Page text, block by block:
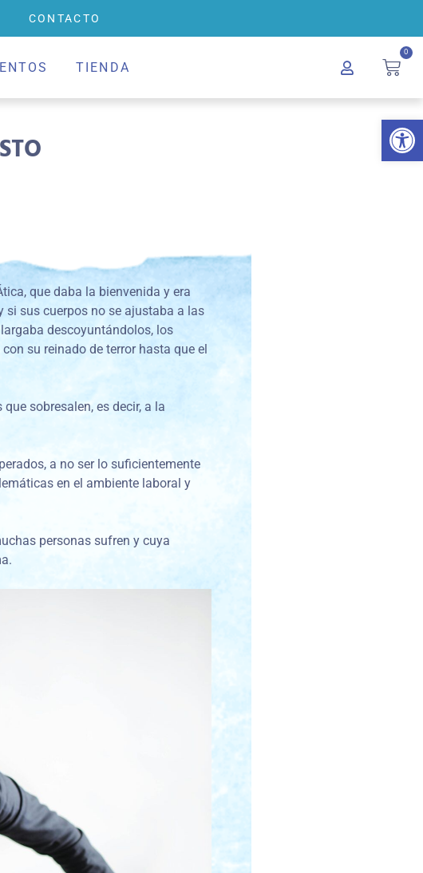
Abrir
CONTACTO
TIENDA
0
que daba la bienvenida y era
si sus cuerpos no se ajustaba a las
descoyuntándolos, los
su reinado de terror hasta que el
sobresalen, es decir, a la
a no ser lo suficientemente
en el ambiente laboral y
personas sufren y cuya